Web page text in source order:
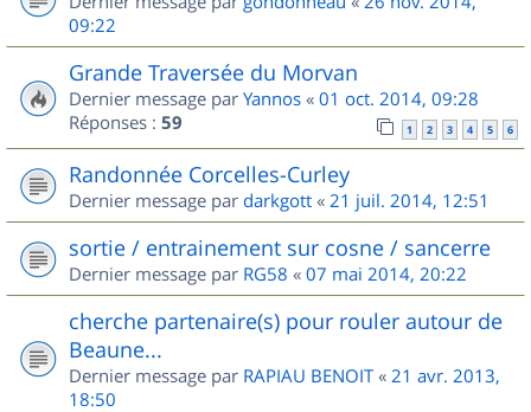
09:22
Grande Traversée du Morvan
Dernier message par Yannos « 01 oct. 2014, 09:28
Réponses : 59 1 2 3 4 5 6
Randonnée Corcelles-Curley
Dernier message par darkgott « 21 juil. 2014, 12:51
sortie / entrainement sur cosne / sancerre
Dernier message par RG58 « 07 mai 2014, 20:22
cherche partenaire(s) pour rouler autour de
Beaune...
Dernier message par RAPIAU BENOIT« 21 avr. 2013,
18:50